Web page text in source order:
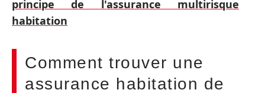
principe de l'assurance multirisque
habitation
Comment trouver une
assurance habitation de